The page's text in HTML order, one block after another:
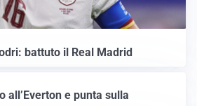
battuto il Real Madrid
all’Everton e punta sulla